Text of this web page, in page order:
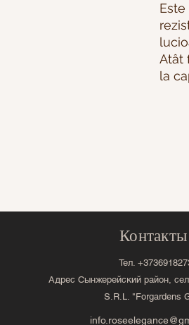
Atât
la
Контакты
Тел.
Адрес Сынжерейский район,
S.R.L. "Forgardens